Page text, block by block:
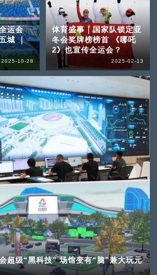
运会
城 ｜
2025-10-28
超级“黑科技” 场馆变有“脑”兼大玩元
体育盛事｜国家队锁定亚
冬会奖牌榜榜首 《哪吒
2》也宣传全运会？
2025-02-13